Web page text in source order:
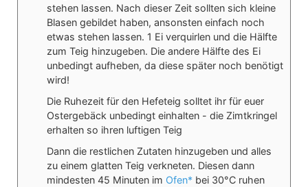
stehen lassen. Nach dieser Zeit sollten sich kleine
Blasen gebildet haben, ansonsten einfach noch
etwas stehen lassen. 1 Ei verquirlen und die Hälfte
zum Teig hinzugeben. Die andere Hälfte des Ei
unbedingt aufheben, da diese später noch benötigt
wird!
Die Ruhezeit für den Hefeteig solltet ihr für euer
Ostergebäck unbedingt einhalten - die Zimtkringel
erhalten so ihren luftigen Teig
Dann die restlichen Zutaten hinzugeben und alles
zu einem glatten Teig verkneten. Diesen dann
mindesten 45 Minuten im Ofen* bei 30°C ruhen